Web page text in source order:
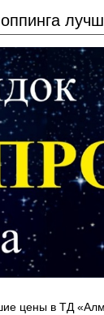
цены в ТД